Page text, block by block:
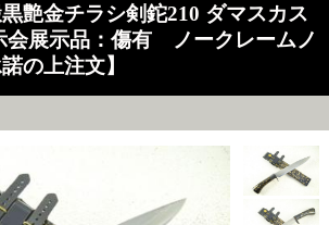
黒艶金チラシ剣鉈210 ダマスカス
会展示品：傷有 ノークレームノ
の上注文】